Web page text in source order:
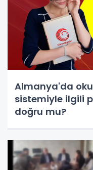
Almanya'da
sistemiyle ilgili
doğru mu?